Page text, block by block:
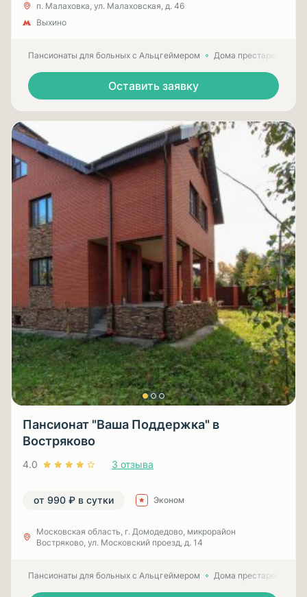
п. Малаховка, ул. Малаховская, д. 46
Выхино
Пансионаты для больных с Альцгеймером Дома престарелых
Оставить заявку
Пансионат "Ваша Поддержка" в
Востряково
4.0 3 отзыва
от 990 ₽ в сутки Эконом
Московская область, г. Домодедово, микрорайон
Востряково, ул. Московский проезд, д. 14
Пансионаты для больных с Альцгеймером Дома престарелых